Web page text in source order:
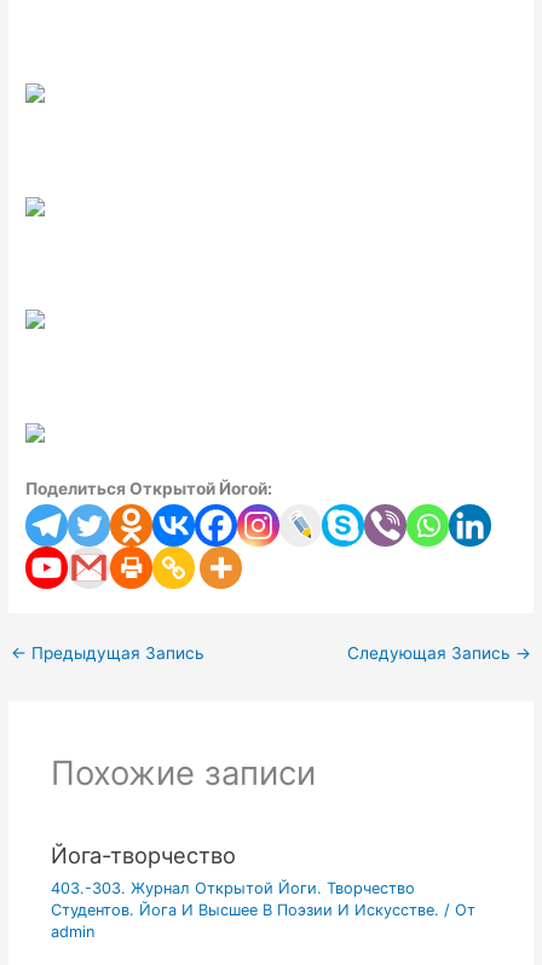
Поделиться Открытой Йогой:
← Предыдущая Запись Следующая Запись →
Похожие записи
Йога-творчество
403.-303. Журнал Открытой Йоги. Творчество
Студентов. Йога И Высшее В Поэзии И Искусстве. / От
admin